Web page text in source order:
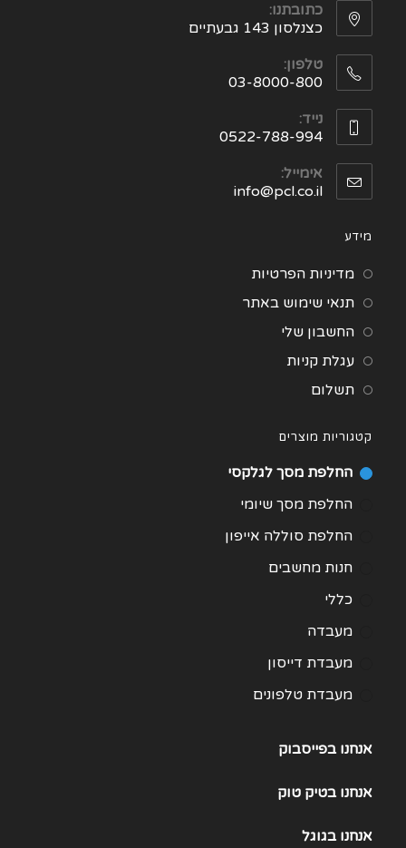
כתובתנו:
כצנלסון 143 גבעתיים
טלפון:
03-8000-800
נייד:
0522-788-994
אימייל:
info@pcl.co.il
מידע
מדיניות הפרטיות
תנאי שימוש באתר
החשבון שלי
עגלת קניות
תשלום
קטגוריות מוצרים
החלפת מסך לגלקסי
החלפת מסך שיומי
החלפת סוללה אייפון
חנות מחשבים
כללי
מעבדה
מעבדת דייסון
מעבדת טלפונים
תיקון Huawei
תיקון One Plus
אנחנו בפייסבוק
אנחנו בטיק טוק
אנחנובגוגל